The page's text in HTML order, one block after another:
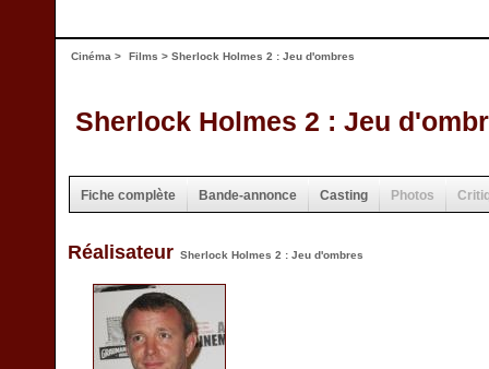
Cinéma > Films > Sherlock Holmes 2 : Jeu d'ombres
Sherlock Holmes 2 : Jeu
Fiche complète Bande-annonce Casting Photos
Réalisateur Sherlock Holmes 2 : Jeu d'ombres